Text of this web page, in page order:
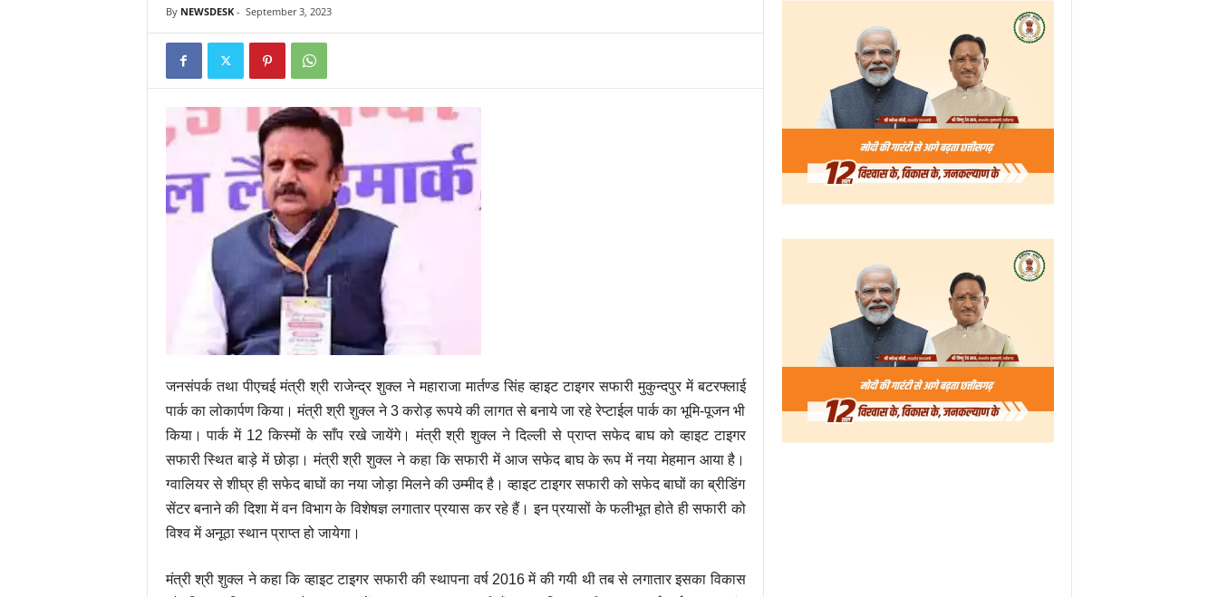
By NEWSDESK- September 3, 2023
जनसंपर्क तथा पीएचई मंत्री श्री राजेन्द्र शुक्ल ने महाराजा मार्तण्ड सिंह व्हाइट टाइगर सफारी मुकुन्दपुर में बटरफ्लाई
पार्क का लोकार्पण किया। मंत्री श्री शुक्ल ने 3 करोड़ रूपये की लागत से बनाये जा रहे रेप्टाईल पार्क का भूमि-पूजन भी
किया। पार्क में 12 किस्मों के साँप रखे जायेंगे। मंत्री श्री शुक्ल ने दिल्ली से प्राप्त सफेद बाघ को व्हाइट टाइगर
सफारी स्थित बाड़े में छोड़ा। मंत्री श्री शुक्ल ने कहा कि सफारी में आज सफेद बाघ के रूप में नया मेहमान आया है।
ग्वालियर से शीघ्र ही सफेद बाघों का नया जोड़ा मिलने की उम्मीद है। व्हाइट टाइगर सफारी को सफेद बाघों का ब्रीडिंग
सेंटर बनाने की दिशा में वन विभाग के विशेषज्ञ लगातार प्रयास कर रहे हैं। इन प्रयासों के फलीभूत होते ही सफारी को
विश्व में अनूठा स्थान प्राप्त हो जायेगा।
मंत्री श्री शुक्ल ने कहा कि व्हाइट टाइगर सफारी की स्थापना वर्ष 2016 में की गयी थी तब से लगातार इसका विकास